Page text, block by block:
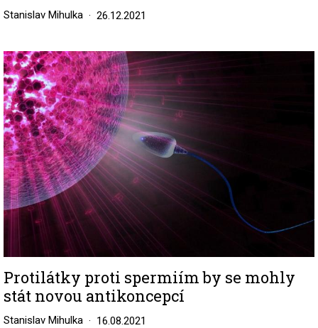
Stanislav Mihulka 26.12.2021
Image
Protilátky proti spermiím by se mohly
stát novou antikoncepcí
Stanislav Mihulka 16.08.2021